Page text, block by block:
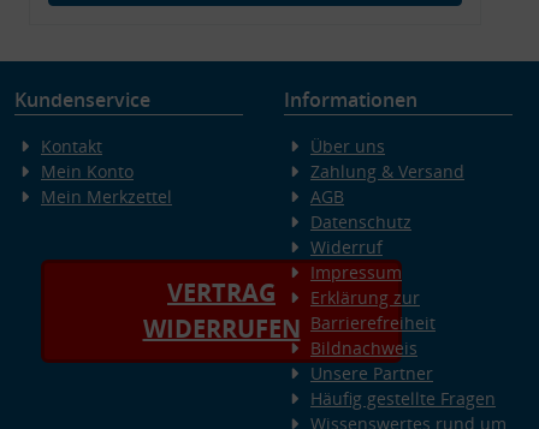
Kundenservice
Kontakt
Mein Konto
Mein Merkzettel
VERTRAG
WIDERRUFEN
Informationen
Über uns
Zahlung & Versand
AGB
Datenschutz
Widerruf
Impressum
Erklärung zur
Barrierefreiheit
Bildnachweis
Unsere Partner
Häufig gestellte Fragen
Wissenswertes rund um